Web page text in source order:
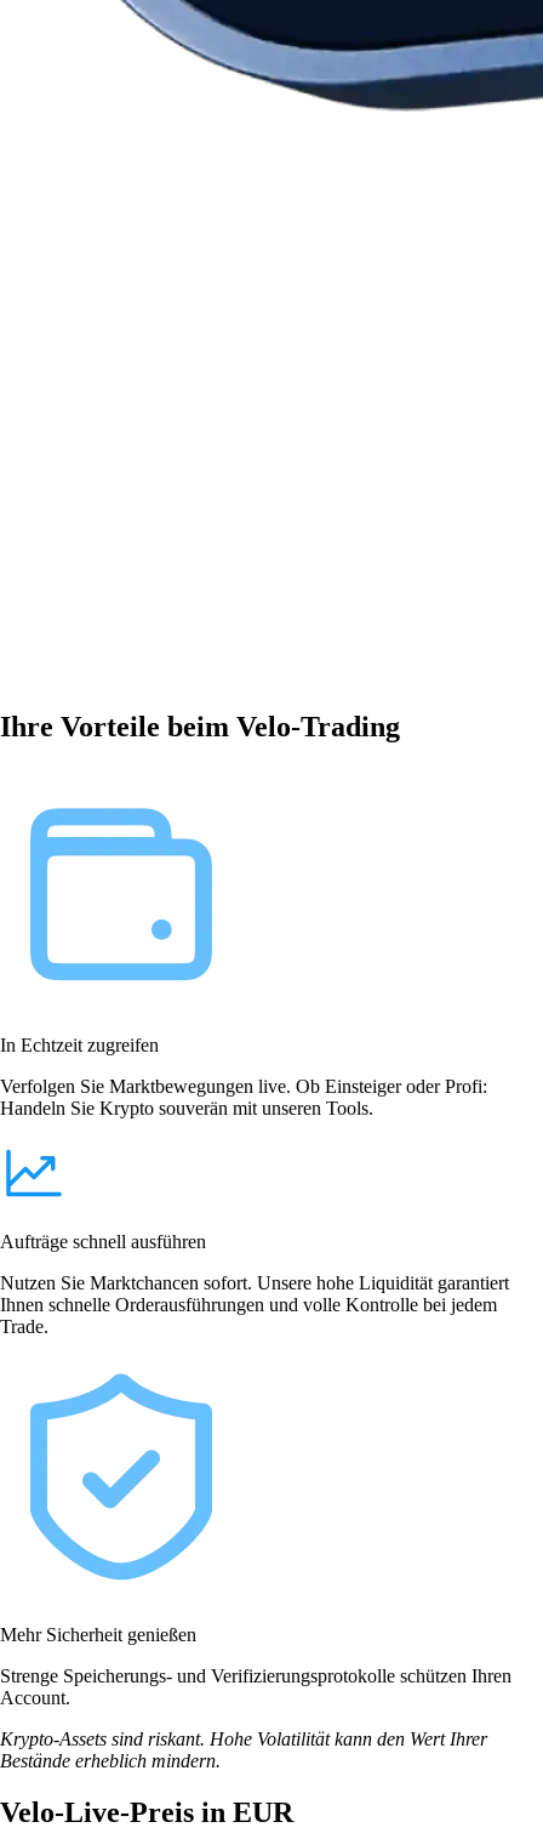
Ihre Vorteile beim Velo-Trading
In Echtzeit zugreifen
Verfolgen Sie Marktbewegungen live. Ob Einsteiger oder Profi:
Handeln Sie Krypto souverän mit unseren Tools.
Aufträge schnell ausführen
Nutzen Sie Marktchancen sofort. Unsere hohe Liquidität garantiert
Ihnen schnelle Orderausführungen und volle Kontrolle bei jedem
Trade.
Mehr Sicherheit genießen
Strenge Speicherungs- und Verifizierungsprotokolle schützen Ihren
Account.
Krypto-Assets sind riskant. Hohe Volatilität kann den Wert Ihrer
Bestände erheblich mindern.
Velo-Live-Preis in EUR